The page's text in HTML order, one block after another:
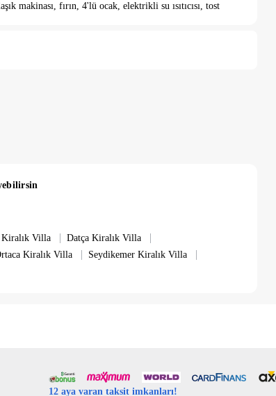
makinası, fırın, 4'lü ocak, elektrikli su ısıtıcısı, tost
banyo bulunmaktadır.
bahçe oturma grubu, yemek masası ve
Villa | Datça Kiralık Villa |
Kiralık Villa | Seydikemer Kiralık Villa |
12 aya varan taksit imkanları!